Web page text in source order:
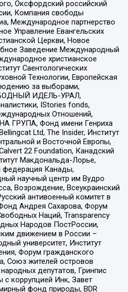
Оксфордский российский
Компания свободы
Международное партнерство
Управление Евангельских
Церкви, Новое
Заведение Международный
христианское
Саентологических
Технологии, Европейская
за выборами,
ИДЕЛЬ-УРАЛ,
IStories fonds,
Отношений,
ГРУПА, Фонд имени Генриха
Ltd, The Insider, Институт
и Восточной Европы,
22 Foundation, Канадский
Макдональда-Лорье,
федерация Канады,
научный центр им Вудро
Возрождение, Всеукраинский
антивоенный комитет в
Андрея Сахарова, Форум
Наций, Transparеncy
Народов ПостРоссии,
движением в России –
университет, Институт
Форум гражданского
Союз жителей островов
депутатов, Гринпис
коррупцией Инк, Завет
фонд природы, BDR